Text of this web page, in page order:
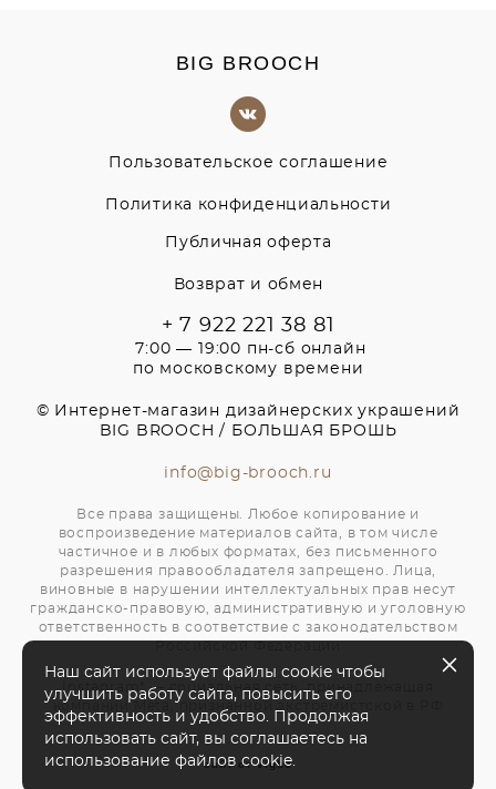
BIG BROOCH
Пользовательское соглашение
Политика конфиденциальности
Публичная оферта
Возврат и обмен
+ 7 922 221 38 81
7:00 — 19:00 пн-сб онлайн
по московскому времени
© Интернет-магазин дизайнерских украшений
BIG BROOCH / БОЛЬШАЯ БРОШЬ
info@big-brooch.ru
Все права защищены. Любое копирование и
воспроизведение материалов сайта, в том числе
частичное и в любых форматах, без письменного
разрешения правообладателя запрещено. Лица,
виновные в нарушении интеллектуальных прав несут
гражданско-правовую, административную и уголовную
ответственность в соответствие с законодательством
Instagram* — социальная сеть, принадлежащая
компании Meta, признанной экстремистской в РФ
сайт от vigbo
Наш сайт использует файлы cookie чтобы
улучшить работу сайта, повысить его
эффективность и удобство. Продолжая
использовать сайт, вы соглашаетесь на
использование файлов cookie.